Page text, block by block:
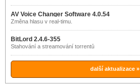
AV Voice Changer Software 4.0.54
Změna hlasu v real-timu.
BitLord 2.4.6-355
Stahování a streamování torrentů
další aktualizace »